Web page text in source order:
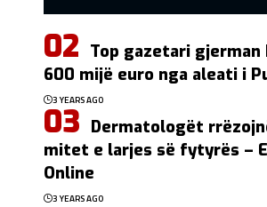
Top gazetari gjerman
600 mijë euro nga aleati i
3 YEARS AGO
Dermatologët
mitet e larjes së fytyrës –
Online
3 YEARS AGO